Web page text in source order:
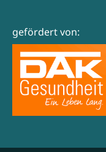
gefördert von: